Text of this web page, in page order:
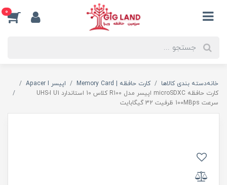
0
خانهدسته بندی کالاها کارت حافظه | Memory Card
اپیسر Apacer I
کارت حافظه microSDXC اپیسر مدل R100 کلاس 10 استاندارد UHS-I U1
سرعت 100MBps ظرفیت 32 گیگابایت